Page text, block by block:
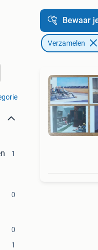
1
0
0
1
Bewaar
Verzamelen